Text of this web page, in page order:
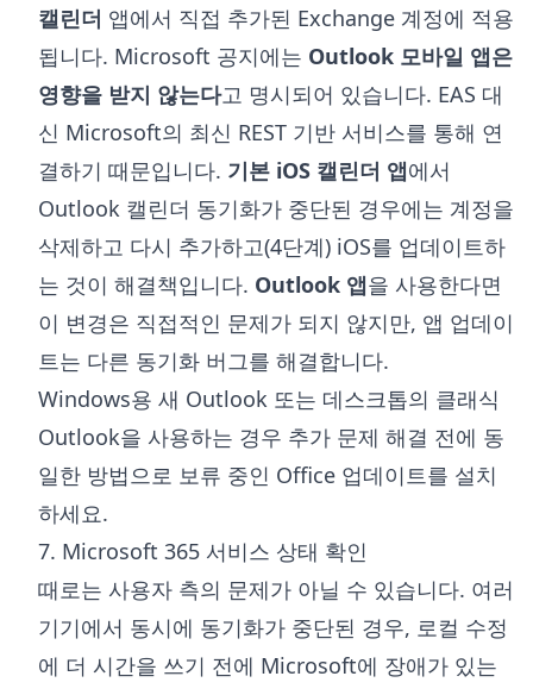
캘린더 앱에서 직접 추가된 Exchange 계정에 적용
됩니다. Microsoft 공지에는 Outlook 모바일 앱은
영향을 받지 않는다고 명시되어 있습니다. EAS 대
신 Microsoft의 최신 REST 기반 서비스를 통해 연
결하기 때문입니다. 기본 iOS 캘린더 앱에서
Outlook 캘린더 동기화가 중단된 경우에는 계정을
삭제하고 다시 추가하고(4단계) iOS를 업데이트하
는 것이 해결책입니다. Outlook 앱을 사용한다면
이 변경은 직접적인 문제가 되지 않지만, 앱 업데이
트는 다른 동기화 버그를 해결합니다.
Windows용 새 Outlook 또는 데스크톱의 클래식
Outlook을 사용하는 경우 추가 문제 해결 전에 동
일한 방법으로 보류 중인 Office 업데이트를 설치
하세요.
7. Microsoft 365 서비스 상태 확인
때로는 사용자 측의 문제가 아닐 수 있습니다. 여러
기기에서 동시에 동기화가 중단된 경우, 로컬 수정
에 더 시간을 쓰기 전에 Microsoft에 장애가 있는